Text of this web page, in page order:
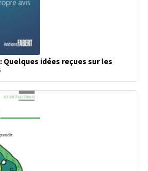
Quelques idées reçues sur les